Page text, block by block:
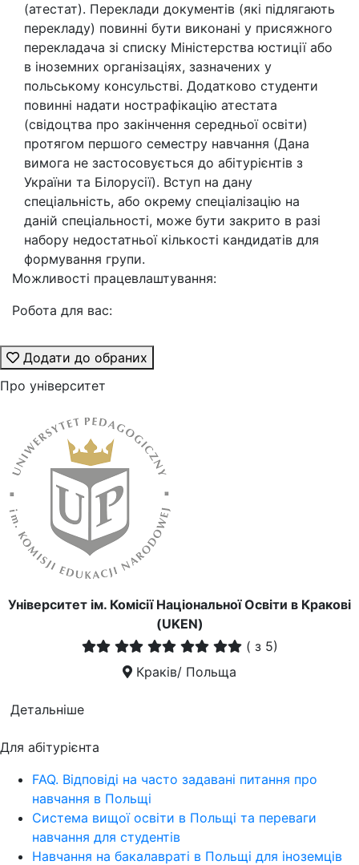
(атестат). Переклади документів (які підлягають
перекладу) повинні бути виконані у присяжного
перекладача зі списку Міністерства юстиції або
в іноземних організаціях, зазначених у
польському консульстві. Додатково студенти
повинні надати нострафікацію атестата
(свідоцтва про закінчення середньої освіти)
протягом першого семестру навчання (Дана
вимога не застосовується до абітурієнтів з
України та Білорусії). Вступ на дану
спеціальність, або окрему спеціалізацію на
даній спеціальності, може бути закрито в разі
набору недостатньої кількості кандидатів для
формування групи.
Можливості працевлаштування:
Робота для вас:
Додати до обраних
Про університет
Університет ім. Комісії Національної Освіти в Кракові
(UKEN)
( з 5)
Краків/ Польща
Детальніше
Для абітурієнта
FAQ. Відповіді на часто задавані питання про
навчання в Польщі
Система вищої освіти в Польщі та переваги
навчання для студентів
Навчання на бакалавраті в Польщі для іноземців